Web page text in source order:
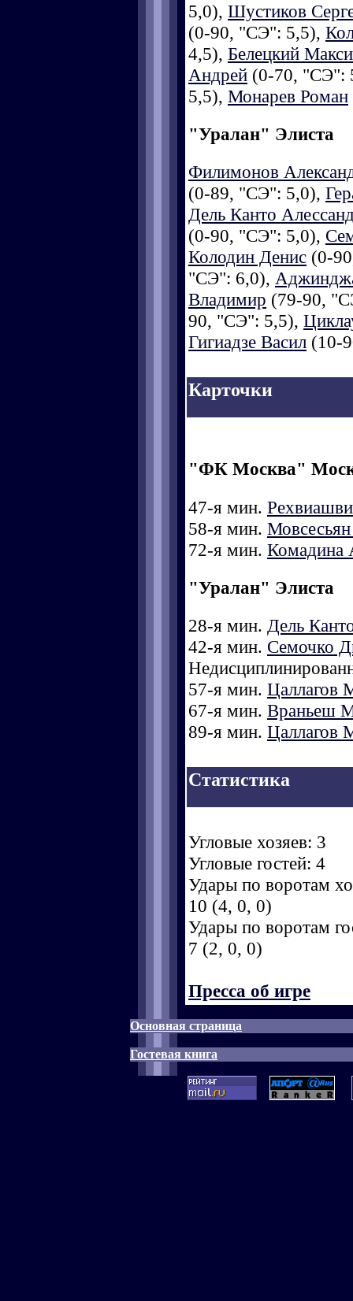
5,0), Шустиков
(0-90, "СЭ": 5,5),
4,5), Белецкий
Андрей (0-70, "СЭ":
5,5), Монарев Роман
"Уралан" Элиста
Филимонов
(0-89, "СЭ": 5,0),
Дель Канто
(0-90, "СЭ": 5,0),
Колодин Денис (0-
"СЭ": 6,0),
Владимир (79-90,
90, "СЭ": 5,5),
Гигиадзе Васил (10-
Карточки
"ФК Москва"
47-я мин.
58-я мин.
72-я мин. Комадина
"Уралан" Элиста
28-я мин. Дель
42-я мин. Семочко
57-я мин. Цаллагов
67-я мин. Враньеш
89-я мин. Цаллагов
Статистика
Угловые хозяев: 3
Угловые гостей: 4
Удары по воротам
10 (4, 0, 0)
Удары по воротам
7 (2, 0, 0)
Пресса об игре
Основная страница
Гостевая книга